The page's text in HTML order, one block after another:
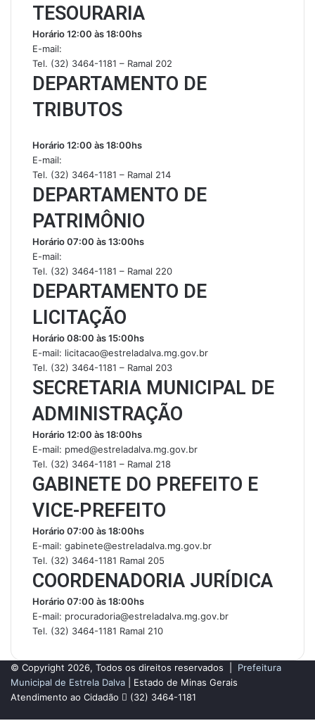
TESOURARIA
Horário 12:00 às 18:00hs
E-mail:
Tel. (32) 3464-1181 – Ramal 202
DEPARTAMENTO DE
TRIBUTOS
Horário 12:00 às 18:00hs
E-mail:
Tel. (32) 3464-1181 – Ramal 214
DEPARTAMENTO DE
PATRIMÔNIO
Horário 07:00 às 13:00hs
E-mail:
Tel. (32) 3464-1181 – Ramal 220
DEPARTAMENTO DE
LICITAÇÃO
Horário 08:00 às 15:00hs
E-mail: licitacao@estreladalva.mg.gov.br
Tel. (32) 3464-1181 – Ramal 203
SECRETARIA MUNICIPAL DE
ADMINISTRAÇÃO
Horário 12:00 às 18:00hs
E-mail: pmed@estreladalva.mg.gov.br
Tel. (32) 3464-1181 – Ramal 218
GABINETE DO PREFEITO E
VICE-PREFEITO
Horário 07:00 às 18:00hs
E-mail: gabinete@estreladalva.mg.gov.br
Tel. (32) 3464-1181 Ramal 205
COORDENADORIA JURÍDICA
Horário 07:00 às 18:00hs
E-mail: procuradoria@estreladalva.mg.gov.br
Tel. (32) 3464-1181 Ramal 210
© Copyright 2026, Todos os direitos reservados | Prefeitura
Municipal de Estrela Dalva | Estado de Minas Gerais
Atendimento ao Cidadão
(32) 3464-1181